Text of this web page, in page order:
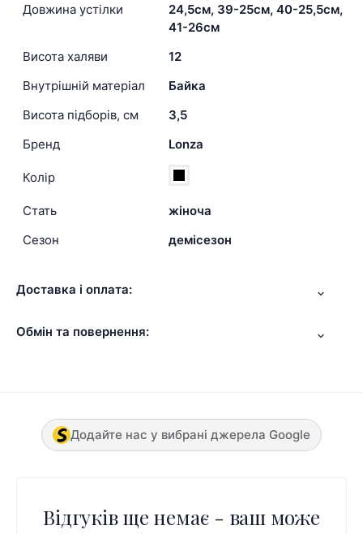
Довжина устілки
24,5см, 39-25см, 40-25,5см,
41-26см
Висота халяви
12
Внутрішній матеріал
Байка
Висота підборів, см
3,5
Бренд
Lonza
Колір
Стать
жіноча
Сезон
демісезон
Доставка і оплата:
Обмін та повернення:
Додайте нас у вибрані джерела Google
Відгуків ще немає - ваш може